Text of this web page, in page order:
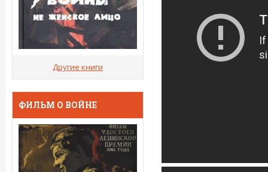
Другие книги
ФИЛЬМ О ВОЙНЕ